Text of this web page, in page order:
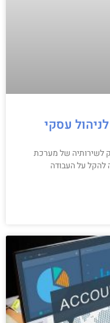
עסקי
לשירותיה של מערכת
להקל על העבודה